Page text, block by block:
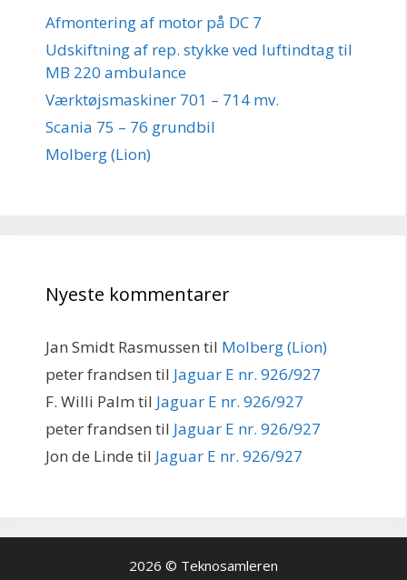
Afmontering af motor på DC 7
Udskiftning af rep. stykke ved luftindtag til
MB 220 ambulance
Værktøjsmaskiner 701 – 714 mv.
Scania 75 – 76 grundbil
Molberg (Lion)
Nyeste kommentarer
Jan Smidt Rasmussen til Molberg (Lion)
peter frandsen til Jaguar E nr. 926/927
F. Willi Palm til Jaguar E nr. 926/927
peter frandsen til Jaguar E nr. 926/927
Jon de Linde til Jaguar E nr. 926/927
2026 © Teknosamleren